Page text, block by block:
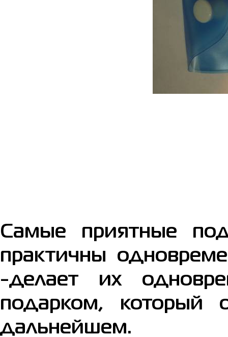
Самые приятные
практичны
-делает их
подарком, который
дальнейшем.